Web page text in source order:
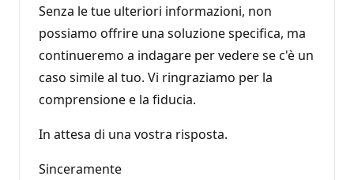
Senza le tue ulteriori informazioni, non
possiamo offrire una soluzione specifica, ma
continueremo a indagare per vedere se c'è un
caso simile al tuo. Vi ringraziamo per la
comprensione e la fiducia.
In attesa di una vostra risposta.
Sinceramente